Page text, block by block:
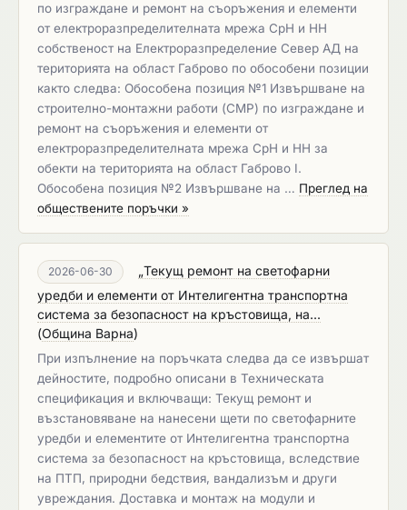
по изграждане и ремонт на съоръжения и елементи
от електроразпределителната мрежа СрН и НН
собственост на Електроразпределение Север АД на
територията на област Габрово по обособени позиции
както следва: Обособена позиция №1 Извършване на
строително-монтажни работи (СМР) по изграждане и
ремонт на съоръжения и елементи от
електроразпределителната мрежа СрН и НН за
обекти на територията на област Габрово I.
Обособена позиция №2 Извършване на … Преглед на
обществените поръчки »
2026-06-30
„Текущ ремонт на светофарни
уредби и елементи от Интелигентна транспортна
система за безопасност на кръстовища, на...
(Община Варна)
При изпълнение на поръчката следва да се извършат
дейностите, подробно описани в Техническата
спецификация и включващи: Текущ ремонт и
възстановяване на нанесени щети по светофарните
уредби и елементите от Интелигентна транспортна
система за безопасност на кръстовища, вследствие
на ПТП, природни бедствия, вандализъм и други
увреждания. Доставка и монтаж на модули и